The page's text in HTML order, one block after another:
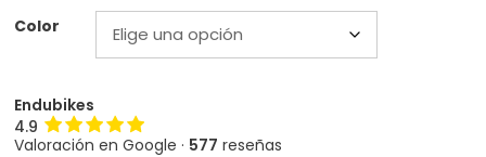
Color
Endubikes
4.9
Valoración en Google · 577 reseñas